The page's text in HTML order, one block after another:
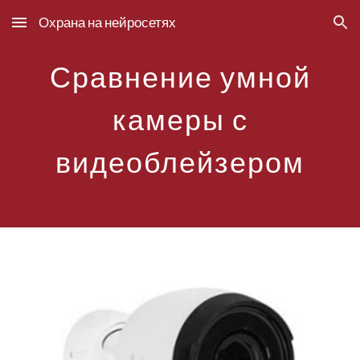
Skip to main content Skip to navigation
Охрана на нейросетях
Сравнение умной
камеры с
видеоблейзером